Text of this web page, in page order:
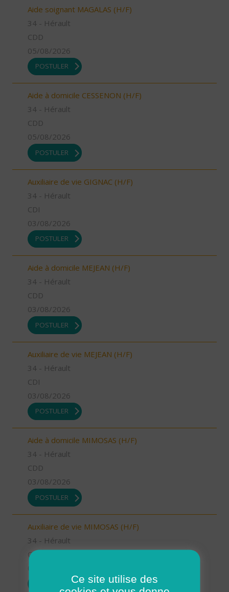
Aide soignant MAGALAS (H/F)
34 - Hérault
CDD
05/08/2026
POSTULER
Aide à domicile CESSENON (H/F)
34 - Hérault
CDD
05/08/2026
POSTULER
Auxiliaire de vie GIGNAC (H/F)
34 - Hérault
CDI
03/08/2026
POSTULER
Aide à domicile MEJEAN (H/F)
34 - Hérault
CDD
03/08/2026
POSTULER
Auxiliaire de vie MEJEAN (H/F)
34 - Hérault
CDI
03/08/2026
POSTULER
Aide à domicile MIMOSAS (H/F)
34 - Hérault
CDD
03/08/2026
POSTULER
Auxiliaire de vie MIMOSAS (H/F)
34 - Hérault
CDI
Ce site utilise des